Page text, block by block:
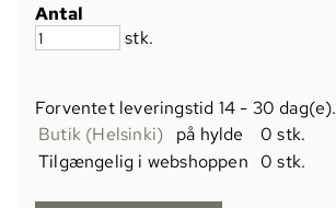
Antal
stk.
Forventet leveringstid 14 - 30 dag(e).
Butik (Helsinki)
på hylde
0 stk.
Tilgængelig i webshoppen
0 stk.